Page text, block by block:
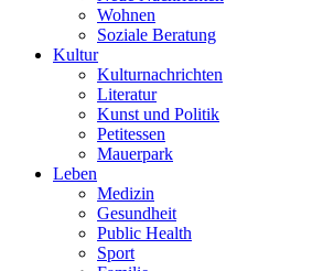
Wohnen
Soziale Beratung
Kultur
Kulturnachrichten
Literatur
Kunst und Politik
Petitessen
Mauerpark
Leben
Medizin
Gesundheit
Public Health
Sport